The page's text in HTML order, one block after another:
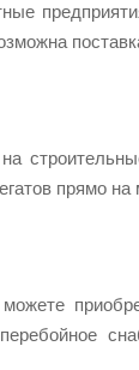
прямо